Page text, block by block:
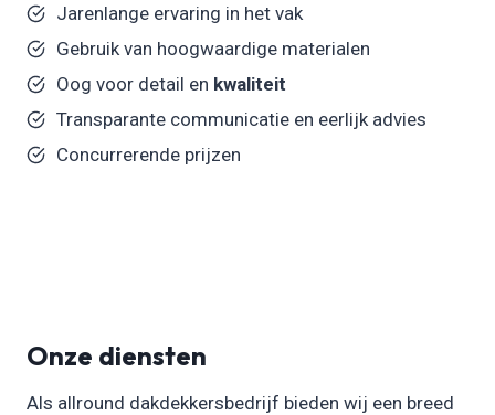
Jarenlange ervaring in het vak
Gebruik van hoogwaardige materialen
Oog voor detail en kwaliteit
Transparante communicatie en eerlijk advies
Concurrerende prijzen
Onze diensten
Als allround dakdekkersbedrijf bieden wij een breed